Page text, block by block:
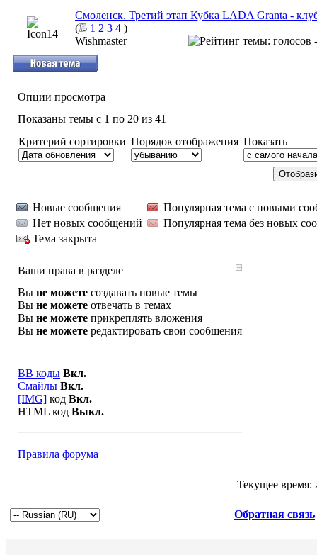
Смоленск. Третий этап Кубка LADA Granta -
(
1 2 3 4 )
Wishmaster
Опции просмотра
Показаны темы с 1 по 20 из 41
Критерий сортировки Порядок отображения Показать
Новые сообщения
Популярная тема с новыми
Нет новых сообщений
Популярная тема без новых
Тема закрыта
Ваши права в разделе
Вы не можете создавать новые темы
Вы не можете отвечать в темах
Вы не можете прикреплять вложения
Вы не можете редактировать свои сообщения
BB коды Вкл.
Смайлы Вкл.
[IMG] код Вкл.
HTML код Выкл.
Правила форума
Текущее время:
Обратная связь